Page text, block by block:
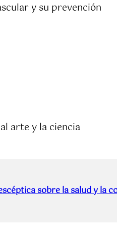
y su prevención
arte y la ciencia
sobre la salud y la